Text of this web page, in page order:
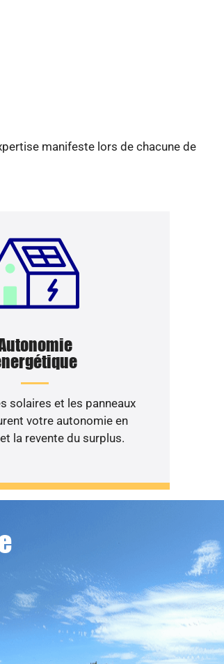
manifeste lors de chacune de
solaires et les panneaux
votre autonomie en
la revente du surplus.